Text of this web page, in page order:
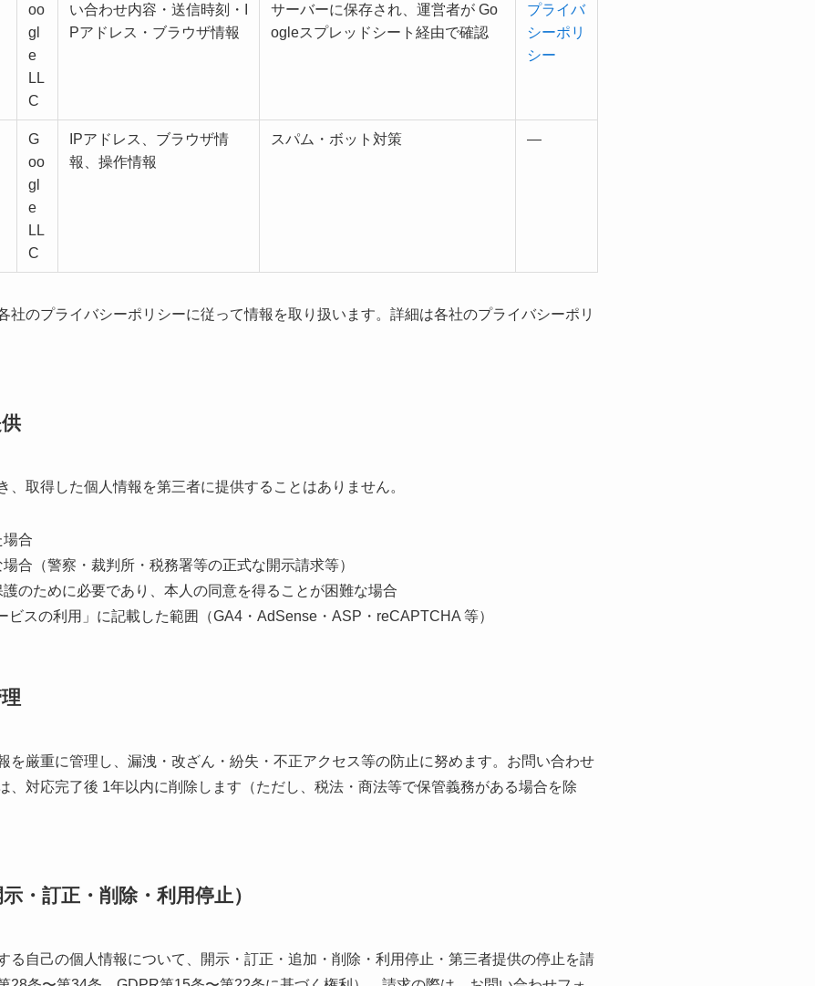
oo
gl
e
LL
C
い合わせ内容・送信時刻・I
Pアドレス・ブラウザ情報
サーバーに保存され、運営者が Go
ogleスプレッドシート経由で確認
プライバ
シーポリ
シー
G
oo
gl
e
LL
C
IPアドレス、ブラウザ情
報、操作情報
スパム・ボット対策 —
社のプライバシーポリシーに従って情報を取り扱います。詳細は各社のプライバシーポリ
、取得した個人情報を第三者に提供することはありません。
合
合（警察・裁判所・税務署等の正式な開示請求等）
のために必要であり、本人の同意を得ることが困難な場合
ビスの利用」に記載した範囲（GA4・AdSense・ASP・reCAPTCHA 等）
を厳重に管理し、漏洩・改ざん・紛失・不正アクセス等の防止に努めます。お問い合わせ
、対応完了後 1年以内に削除します（ただし、税法・商法等で保管義務がある場合を除
・訂正・削除・利用停止）
る自己の個人情報について、開示・訂正・追加・削除・利用停止・第三者提供の停止を請